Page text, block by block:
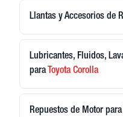
Llantas y Accesorios de
Lubricantes, Fluidos,
para ToyotaCorolla
Repuestos de Motor para